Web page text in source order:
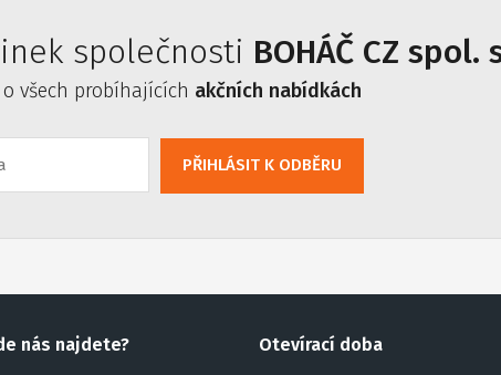
společnosti BOHÁČ CZ spol.
všech probíhajících akčních nabídkách
PŘIHLÁSIT K ODBĚRU
nás najdete? Otevírací doba